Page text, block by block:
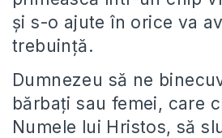
şi s-o ajute în orice va
trebuinţă.
Dumnezeu să ne
bărbaţi sau femei, care
Numele lui Hristos, să